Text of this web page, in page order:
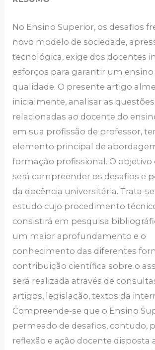
No Ensino Superior, os desafios
novo modelo de sociedade,
tecnológica, exige dos docentes
esforços para garantir um ensino
qualidade. O presente artigo
inicialmente, analisar as questões
relacionadas ao docente do
em sua profissão de professor,
elemento principal de
formação profissional. O objetivo
será compreender os desafios e
da docência universitária. Trata-
estudo cujo procedimento
consistirá em pesquisa
um maior aprofundamento e o
conhecimento das diferentes
contribuição científica sobre o
será realizada através de
artigos, legislação, textos da
Compreende-se que o Ensino
permeado de desafios, contudo,
reflexão e ação docente disposta